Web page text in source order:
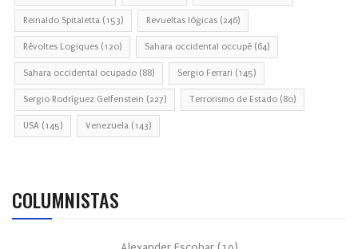
Reinaldo Spitaletta (153) Revueltas lógicas (246)
Révoltes Logiques (120) Sahara occidental occupé (64)
Sahara occidental ocupado (88) Sergio Ferrari (145)
Sergio Rodríguez Gelfenstein (227) Terrorismo de Estado (80)
USA (145) Venezuela (143)
COLUMNISTAS